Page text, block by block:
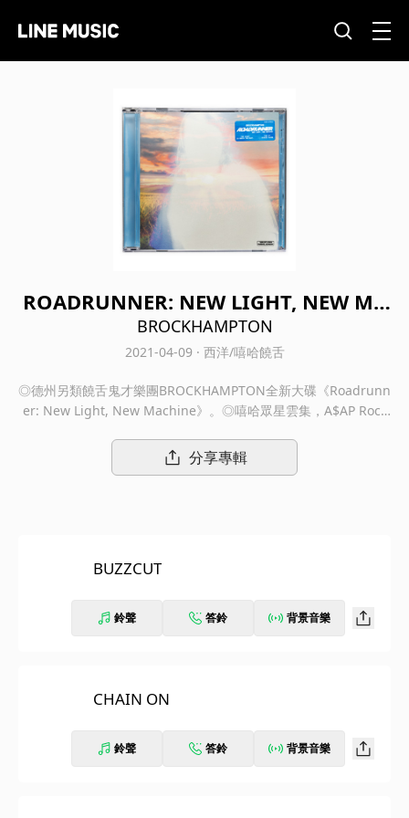
ROADRUNNER: NEW LIGHT, NEW MA
CHINE
BROCKHAMPTON
2021-04-09 · 西洋/嘻哈饒舌
◎德州另類饒舌鬼才樂團BROCKHAMPTON全新大碟《Roadrunn
er: New Light, New Machine》。◎嘻哈眾星雲集，A$AP Rock
挺，收錄2018《Iridescence》、2019《Ginger》兩張專輯強襲
英美金榜、接連締造〈BLEACH〉、〈SUGAR〉等累積突破十億數
分享專輯
BUZZCUT
鈴聲 答鈴 背景音樂
CHAIN ON
鈴聲 答鈴 背景音樂